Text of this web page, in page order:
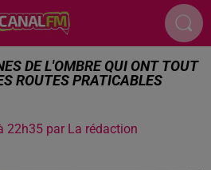
DE L'OMBRE QUI ONT TOUT
ROUTES PRATICABLES
22h35 par La rédaction